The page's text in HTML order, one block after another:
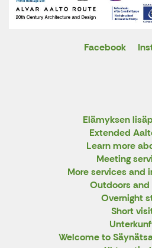
Facebook
Elämyksen
Extended
Learn more
Meeting
More services and
Outdoors
Overnight
Short
Welcome to